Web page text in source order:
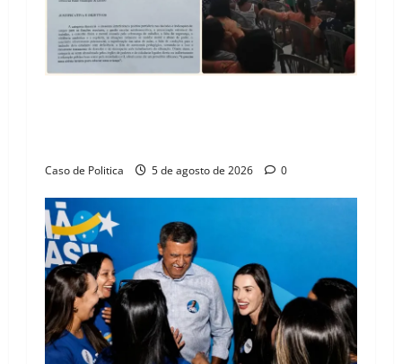
Caso de Politica 5 de agosto de 2026 0